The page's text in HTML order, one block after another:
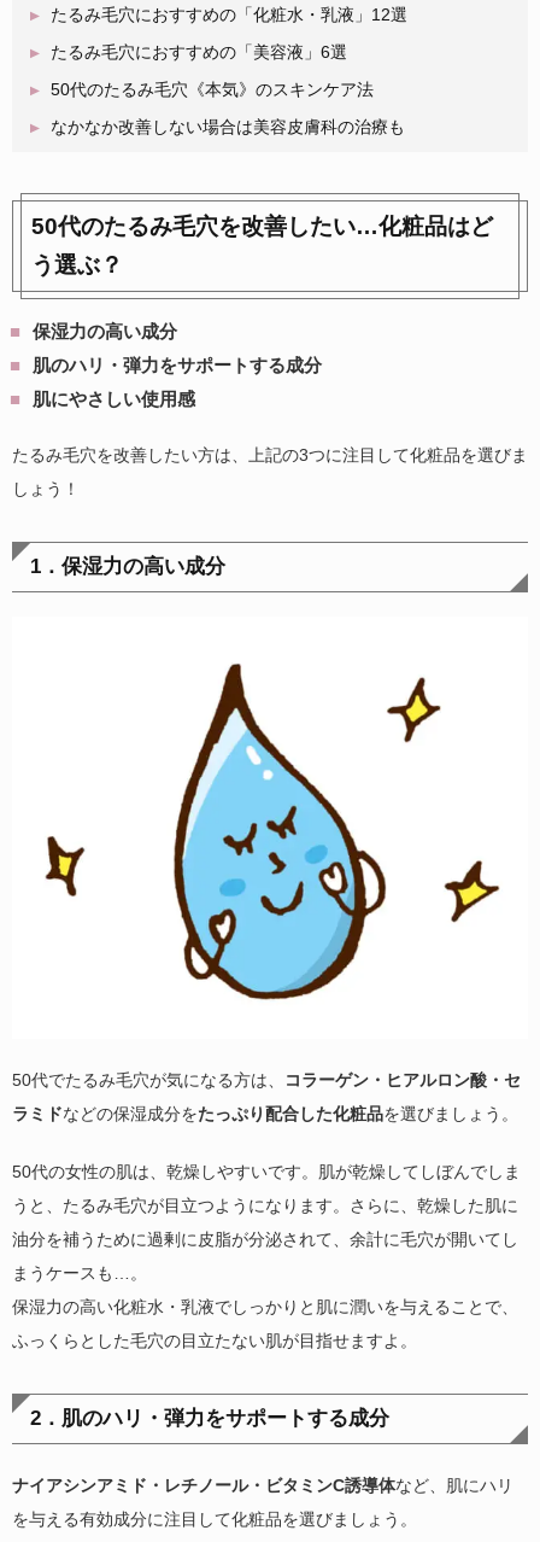
たるみ毛穴におすすめの「化粧水・乳液」12選
たるみ毛穴におすすめの「美容液」6選
50代のたるみ毛穴《本気》のスキンケア法
なかなか改善しない場合は美容皮膚科の治療も
50代のたるみ毛穴を改善したい…化粧品はど
う選ぶ？
保湿力の高い成分
肌のハリ・弾力をサポートする成分
肌にやさしい使用感
たるみ毛穴を改善したい方は、上記の3つに注目して化粧品を選びま
しょう！
1．保湿力の高い成分
50代でたるみ毛穴が気になる方は、
コラーゲン・ヒアルロン酸・セ
ラミドなどの保湿成分をたっぷり配合した化粧品を選びましょう。
50代の女性の肌は、乾燥しやすいです。肌が乾燥してしぼんでしま
うと、たるみ毛穴が目立つようになります。さらに、乾燥した肌に
油分を補うために過剰に皮脂が分泌されて、余計に毛穴が開いてし
まうケースも…。
保湿力の高い化粧水・乳液でしっかりと肌に潤いを与えることで、
ふっくらとした毛穴の目立たない肌が目指せますよ。
2．肌のハリ・弾力をサポートする成分
ナイアシンアミド・レチノール・ビタミンC誘導体など、肌にハリ
を与える有効成分に注目して化粧品を選びましょう。